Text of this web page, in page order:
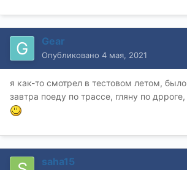
Gear
Опубликовано 4 мая, 2021
я как-то смотрел в тестовом летом,
завтра поеду по трассе, гляну по
saha15